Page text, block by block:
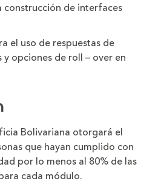
construcción de interfaces
el uso de respuestas de
y opciones de roll – over en
Bolivariana otorgará el
que hayan cumplido con
por lo menos al 80% de las
cada módulo.